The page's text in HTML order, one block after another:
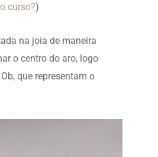
curso?)
na joia de maneira
o centro do aro, logo
que representam o